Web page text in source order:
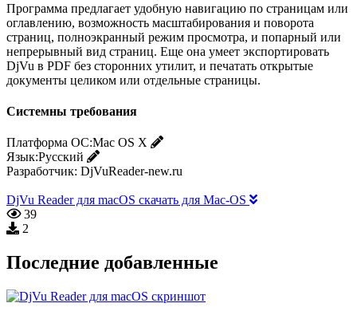
Программа предлагает удобную навигацию по страницам или
оглавлению, возможность масштабирования и поворота
страниц, полноэкранный режим просмотра, и попарный или
непрерывный вид страниц. Еще она умеет экспортировать
DjVu в PDF без сторонних утилит, и печатать открытые
документы целиком или отдельные страницы.
Системны требования
Платформа ОС:Mac OS X
Язык:Русский
Разработчик: DjVuReader-new.ru
DjVu Reader для macOS скачать для Mac-OS
39
2
Последние добавленные